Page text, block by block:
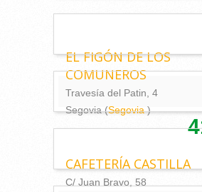
EL FIGÓN DE LOS
COMUNEROS
Travesía del Patin, 4
Segovia (Segovia )
CAFETERÍA CASTILLA
C/ Juan Bravo, 58